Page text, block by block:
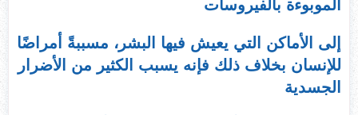
الموبوءة بالفيروسات
إلى الأماكن التي يعيش فيها البشر، مسببةً أمراضًا
للإنسان بخلاف ذلك فإنه يسبب الكثير من الأضرار
الجسدية